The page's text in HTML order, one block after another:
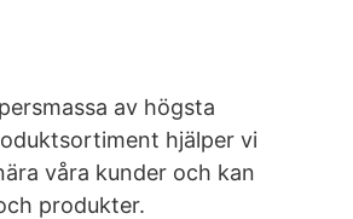
av högsta
hjälper vi
våra kunder och kan
produkter.